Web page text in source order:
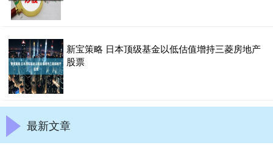
新宝策略 日本顶级基金以低估值增持三菱房地产
股票
最新文章